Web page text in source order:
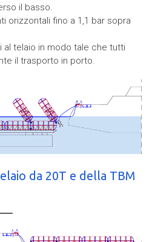
il basso.
orizzontali fino a 1,1 bar sopra
al telaio in modo tale che tutti
il trasporto in porto.
da 20T e della TBM